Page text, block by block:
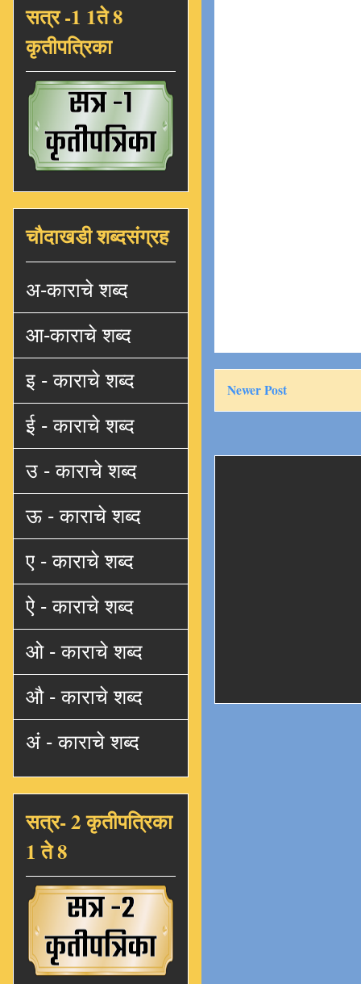
Newer Post
सत्र -1 1ते 8
कृतीपत्रिका
चौदाखडी शब्दसंग्रह
अ-काराचे शब्द
आ-काराचे शब्द
इ - काराचे शब्द
ई - काराचे शब्द
उ - काराचे शब्द
ऊ - काराचे शब्द
ए - काराचे शब्द
ऐ - काराचे शब्द
ओ - काराचे शब्द
औ - काराचे शब्द
अं - काराचे शब्द
सत्र- 2 कृतीपत्रिका
1 ते 8